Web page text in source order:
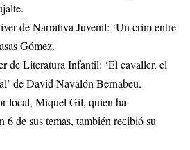
de Narrativa Juvenil: ‘Un crim entre
Gómez.
de Literatura Infantil: ‘El cavaller, el
de David Navalón Bernabeu.
local, Miquel Gil, quien ha
6 de sus temas, también recibió su